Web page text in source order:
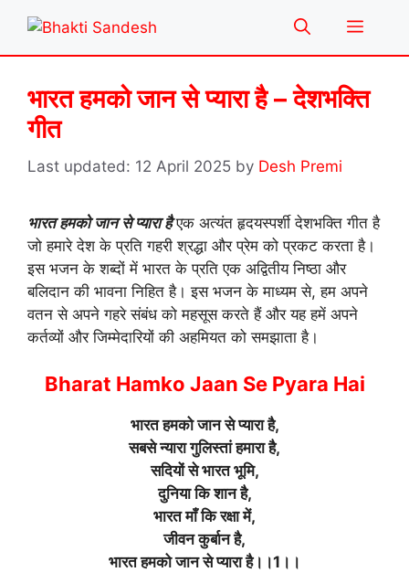
content
Menu
भारत हमको जान से प्यारा है – देशभक्ति
गीत
12 April 2025 by Desh Premi
भारत हमको जान से प्यारा हैएक अत्यंत हृदयस्पर्शी देशभक्ति गीत है
जो हमारे देश के प्रति गहरी श्रद्धा और प्रेम को प्रकट करता है।
इस भजन के शब्दों में भारत के प्रति एक अद्वितीय निष्ठा और
बलिदान की भावना निहित है। इस भजन के माध्यम से, हम अपने
वतन से अपने गहरे संबंध को महसूस करते हैं और यह हमें अपने
कर्तव्यों और जिम्मेदारियों की अहमियत को समझाता है।
Bharat Hamko Jaan Se Pyara Hai
भारत हमको जान से प्यारा है,
सबसे न्यारा गुलिस्तां हमारा है,
सदियों से भारत भूमि,
दुनिया कि शान है,
भारत माँ कि रक्षा में,
जीवन कुर्बान है,
भारत हमको जान से प्यारा है।।1।।